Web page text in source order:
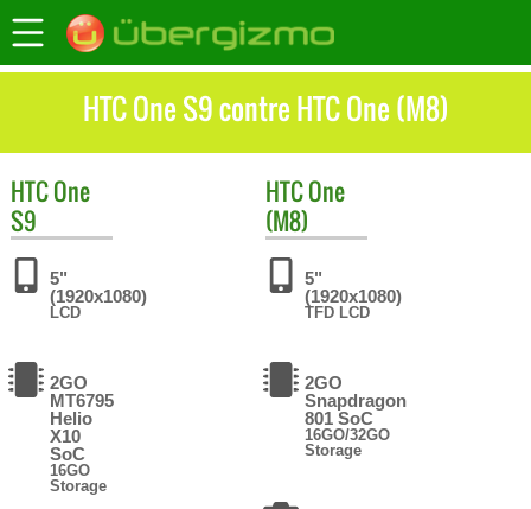
HTC One S9 contre HTC One (M8)
HTCOne
S9
5"
(1920x1080)
LCD
2GO
MT6795
Helio
X10
SoC
16GO
Storage
HTCOne
(M8)
5"
(1920x1080)
TFD LCD
2GO
Snapdragon
801 SoC
16GO/32GO
Storage